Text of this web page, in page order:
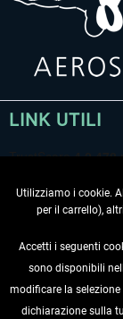
LINK UTILI
RECEDERE
Utilizziamo i cookie.
per il carrello),
Accetti i seguenti
sono disponibili
modificare la
dichiarazione sulla